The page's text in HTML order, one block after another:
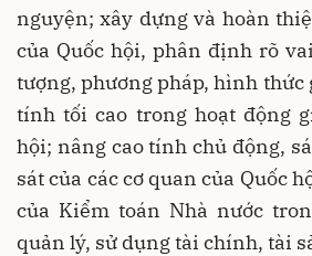
nguyện; xây dựng và hoàn
của Quốc hội, phân định rõ
tượng, phương pháp, hình thức
tính tối cao trong hoạt động
hội; nâng cao tính chủ động,
sát của các cơ quan của Quốc
của Kiểm toán Nhà nước
quản lý, sử dụng tài chính, tài